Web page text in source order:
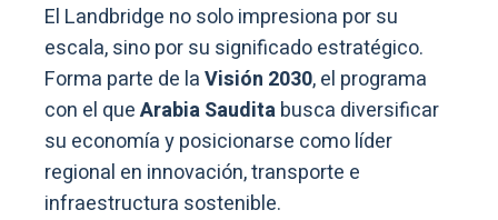
El Landbridge no solo impresiona por su
escala, sino por su significado estratégico.
Forma parte de laVisión 2030, el programa
con el queArabia Sauditabusca diversificar
su economía y posicionarse como líder
regional en innovación, transporte e
infraestructura sostenible.